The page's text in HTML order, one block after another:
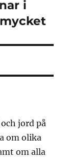
i
jord på
om olika
om alla